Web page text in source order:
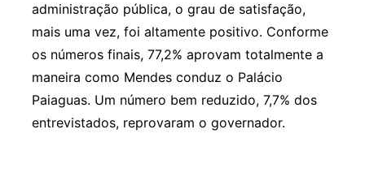
administração pública, o grau de satisfação,
mais uma vez, foi altamente positivo. Conforme
os números finais, 77,2% aprovam totalmente a
maneira como Mendes conduz o Palácio
Paiaguas. Um número bem reduzido, 7,7% dos
entrevistados, reprovaram o governador.